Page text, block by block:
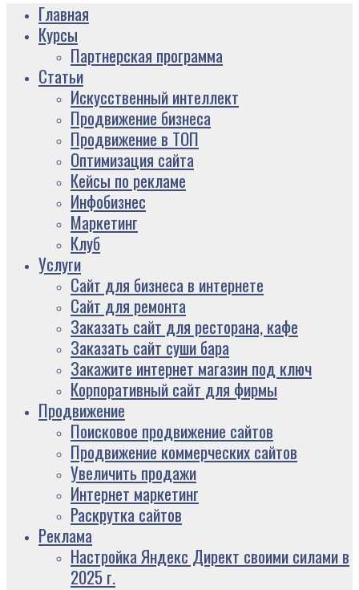
Главная
Курсы
Партнерская программа
Статьи
Искусственный интеллект
Продвижение бизнеса
Продвижение в ТОП
Оптимизация сайта
Кейсы по рекламе
Инфобизнес
Маркетинг
Клуб
Услуги
Сайт для бизнеса в интернете
Сайт для ремонта
Заказать сайт для ресторана, кафе
Заказать сайт суши бара
Закажите интернет магазин под ключ
Корпоративный сайт для фирмы
Продвижение
Поисковое продвижение сайтов
Продвижение коммерческих сайтов
Увеличить продажи
Интернет маркетинг
Раскрутка сайтов
Реклама
Настройка Яндекс Директ своими силами в
2025 г.